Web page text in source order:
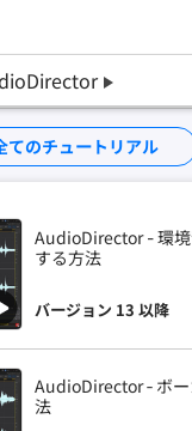
てのチュートリアル
AudioDirector - 環
する方法
バージョン 13 以降
AudioDirector ‐ ボ
法